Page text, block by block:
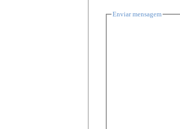
Enviar mensagem